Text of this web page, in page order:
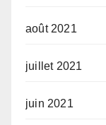
août 2021
juillet 2021
juin 2021